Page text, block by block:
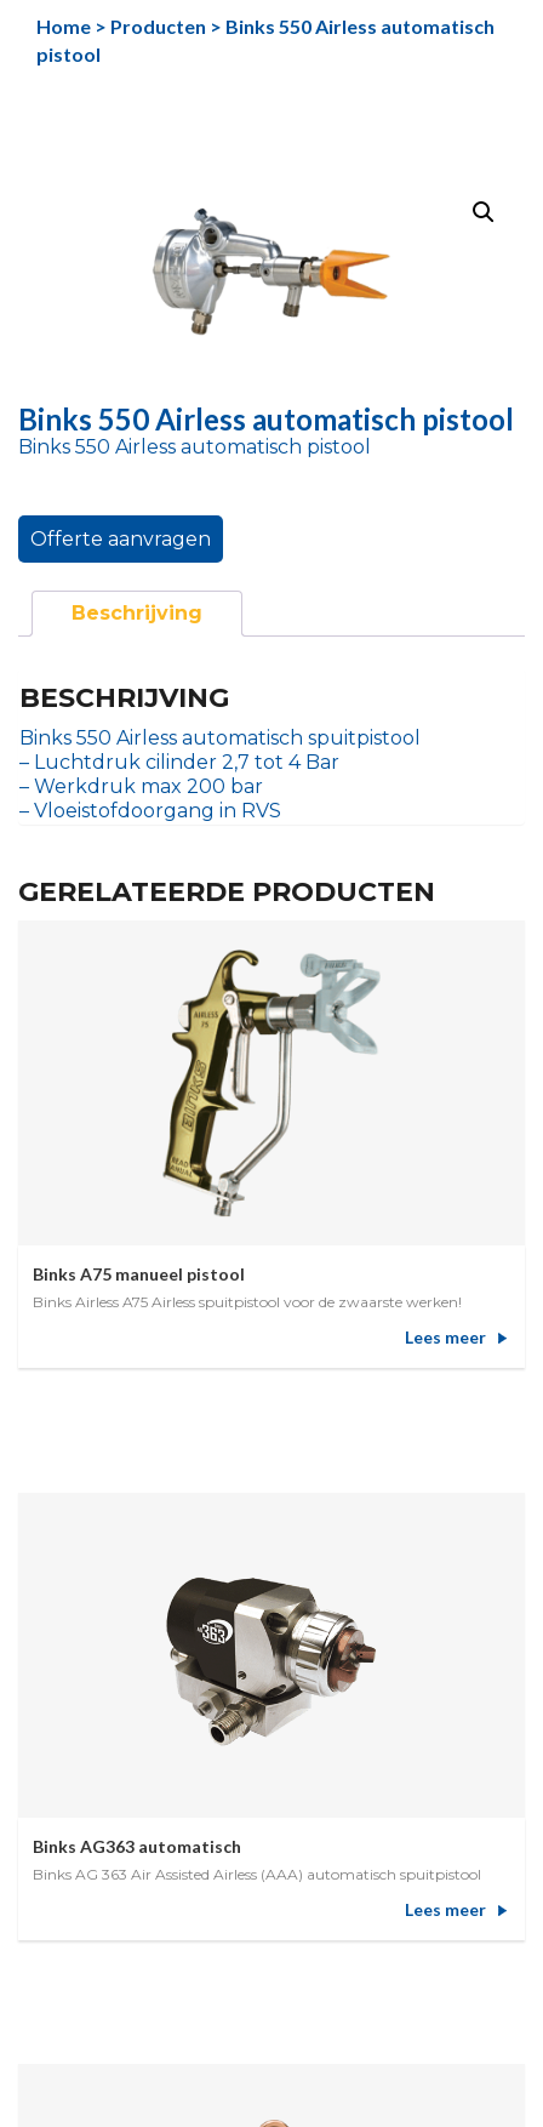
naarHome > Producten > Binks 550 Airless automatisch
pistool
Binks 550 Airless automatisch pistool
Binks 550 Airless automatisch pistool
Offerte aanvragen
Beschrijving
BESCHRIJVING
Binks 550 Airless automatisch spuitpistool
– Luchtdruk cilinder 2,7 tot 4 Bar
– Werkdruk max 200 bar
– Vloeistofdoorgang in RVS
GERELATEERDE PRODUCTEN
Binks A75 manueel pistool
Binks Airless A75 Airless spuitpistool voor de zwaarste werken!
Lees meer
Binks AG363 automatisch
Binks AG 363 Air Assisted Airless (AAA) automatisch spuitpistool
Lees meer